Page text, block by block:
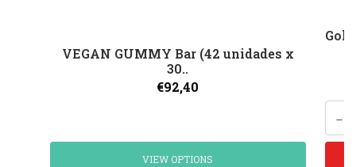
VEGAN GUMMY Bar (42 unidades x
30..
€92,40
VIEW OPTIONS
-